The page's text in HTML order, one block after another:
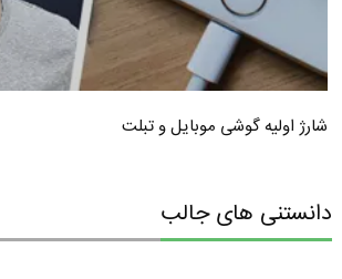
شارژ اولیه گوشی موبایل و تبلت
دانستنی های جالب